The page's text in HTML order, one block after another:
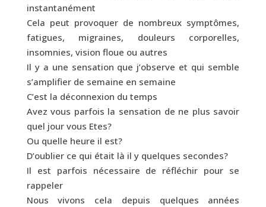
instantanément
Cela peut provoquer de nombreux symptômes,
fatigues, migraines, douleurs corporelles,
insomnies, vision floue ou autres
Il y a une sensation que j’observe et qui semble
s’amplifier de semaine en semaine
C’est la déconnexion du temps
Avez vous parfois la sensation de ne plus savoir
quel jour vous Etes?
Ou quelle heure il est?
D’oublier ce qui était là il y quelques secondes?
Il est parfois nécessaire de réfléchir pour se
rappeler
Nous vivons cela depuis quelques années